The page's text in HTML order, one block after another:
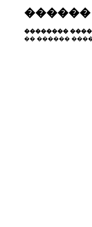
������
��������
�� ������